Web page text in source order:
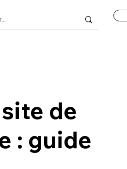
de
: guide